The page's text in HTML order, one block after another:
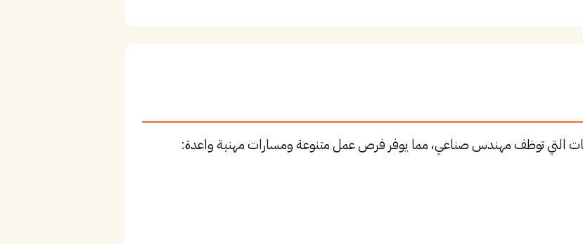
التي توظف مهندس صناعي، مما يوفر فرص عمل متنوعة ومسارات مهنية واعدة: